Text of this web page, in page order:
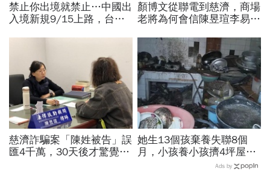
禁止你出境就禁止…中國出
入境新規9/15上路，台灣
顏博文從聯電到慈濟，商場
老將為何會信陳昱瑄李易
聲：將捍衛信眾捐款、蔡英
文也說話
慈濟詐騙案「陳姓被告」誤
匯4千萬，30天後才驚覺：
她生13個孩棄養失聯8個
月，小孩養小孩擠4坪屋…
踢爆後終於回家：我很愛他
Ads by